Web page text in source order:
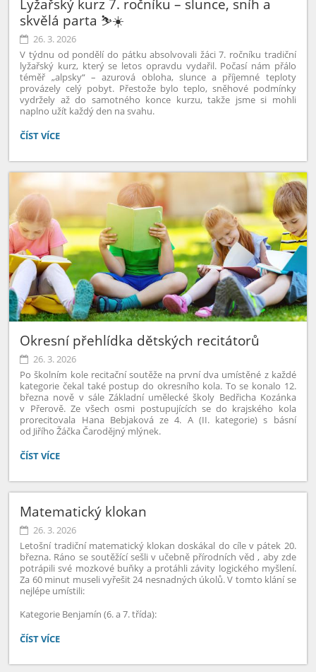
Lyžařský kurz 7. ročníku – slunce, sníh a
skvělá parta ⛷️☀️
26. 3. 2026
V týdnu od pondělí do pátku absolvovali žáci 7. ročníku tradiční
lyžařský kurz, který se letos opravdu vydařil. Počasí nám přálo
téměř „alpsky“ – azurová obloha, slunce a příjemné teploty
provázely celý pobyt. Přestože bylo teplo, sněhové podmínky
vydržely až do samotného konce kurzu, takže jsme si mohli
naplno užít každý den na svahu.
LYŽAŘSKÝ
7.
ROČNÍKU
–
SLUNCE,
SNÍH
A
SKVĚLÁ
PARTA
⛷️
☀️:
ČÍST VÍCE
Okresní přehlídka dětských recitátorů
26. 3. 2026
Po školním kole recitační soutěže na první dva umístěné z každé
kategorie čekal také postup do okresního kola. To se konalo 12.
března nově v sále Základní umělecké školy Bedřicha Kozánka
v Přerově. Ze všech osmi postupujících se do krajského kola
prorecitovala Hana Bebjaková ze 4. A (II. kategorie) s básní
od Jiřího Žáčka Čarodějný mlýnek.
OKRESNÍ
DĚTSKÝCH
RECITÁTORŮ:
ČÍST VÍCE
Matematický klokan
26. 3. 2026
Letošní tradiční matematický klokan doskákal do cíle v pátek 20.
března. Ráno se soutěžící sešli v učebně přírodních věd , aby zde
potrápili své mozkové buňky a protáhli závity logického myšlení.
Za 60 minut museli vyřešit 24 nesnadných úkolů. V tomto klání se
nejlépe umístili:
Kategorie Benjamín (6. a 7. třída):
MATEMATICKÝ
ČÍST VÍCE